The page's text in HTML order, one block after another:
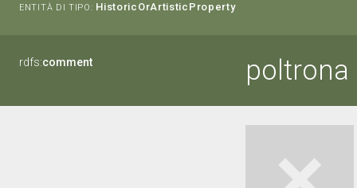
ENTITÀ DI TIPO: HistoricOrArtisticProperty
rdfs:comment poltrona